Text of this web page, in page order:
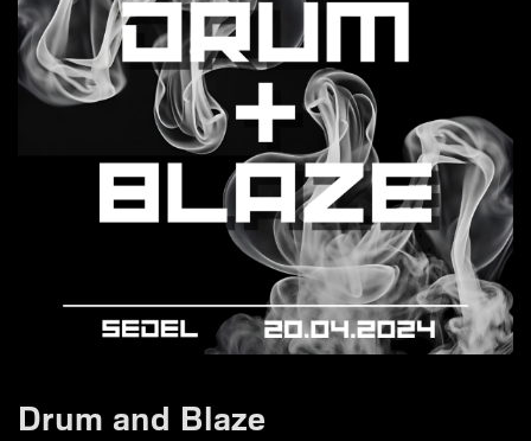
Drum and Blaze